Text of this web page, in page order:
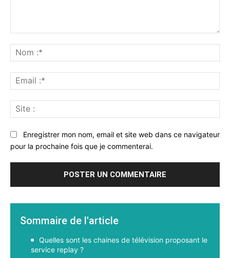
:*
:*
:
Enregistrer mon nom, email et site web dans ce navigateur
pour la prochaine fois que je commenterai.
Sommaire de l'article
Quelles sont les chaines de télévision proposant le
service replay ?